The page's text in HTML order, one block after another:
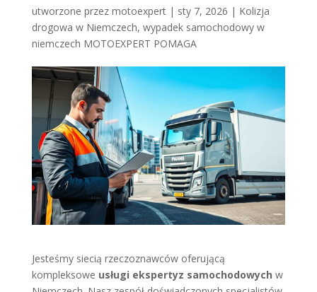
utworzone przez motoexpert| sty 7, 2026 | Kolizja
drogowa w Niemczech, wypadek samochodowy w
niemczech MOTOEXPERT POMAGA
Jesteśmy siecią rzeczoznawców oferującą
kompleksowe usługi ekspertyz samochodowych w